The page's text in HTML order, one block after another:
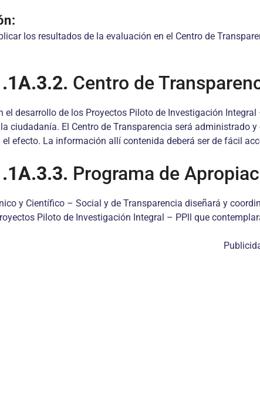
los resultados de la evaluación en el Centro de
Centro de
desarrollo de los Proyectos Piloto de Investigación
ciudadanía. El Centro de Transparencia será administrado
efecto. La información allí contenida deberá ser de fácil
Programa de
y Científico – Social y de Transparencia diseñará y
Piloto de Investigación Integral – PPll que